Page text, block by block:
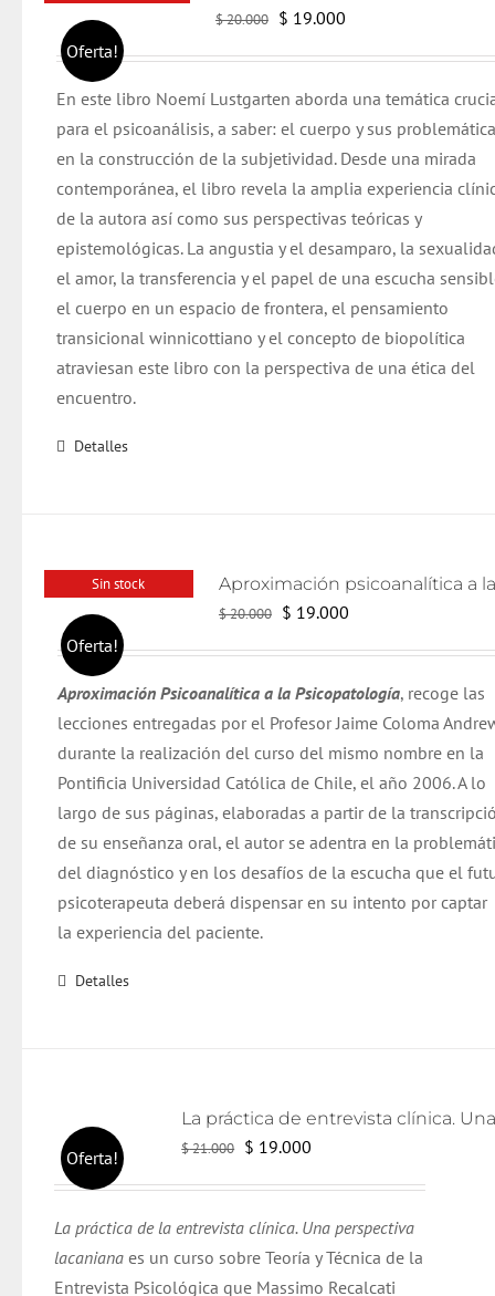
Oferta!
$20.000 El
era:
$ 20.000.
$ 19.000El
es:
$ 19.000.
En este libro Noemí Lustgarten aborda una temática
para el psicoanálisis, a saber: el cuerpo y sus
en la construcción de la subjetividad. Desde una mirada
contemporánea, el libro revela la amplia experiencia
de la autora así como sus perspectivas teóricas y
epistemológicas.La angustia y el desamparo, la
el amor, la transferencia y el papel de una escucha
el cuerpo en un espacio de frontera, el pensamiento
transicional winnicottiano y el concepto de biopolítica
atraviesan este libro con la perspectiva de una ética del
encuentro.
Detalles
Sin stock
Oferta!
$20.000 El
era:
$ 20.000.
$ 19.000El
es:
$ 19.000.
Aproximación Psicoanalítica a la Psicopatología, recoge las
lecciones entregadas por el Profesor Jaime Coloma
durante la realización del curso del mismo nombre en la
Pontificia Universidad Católica de Chile, el año 2006. A lo
largo de sus páginas, elaboradas a partir de la
de su enseñanza oral, el autor se adentra en la
del diagnóstico y en los desafíos de la escucha que el
psicoterapeuta deberá dispensar en su intento por captar
la experiencia del paciente.
Detalles
Oferta! $21.000 El
era:
$ 21.000.
$ 19.000
es:
$ 19.000.
La práctica de la entrevista clínica. Una perspectiva
lacaniana es un curso sobre Teoría y Técnica de la
Entrevista Psicológica que Massimo Recalcati